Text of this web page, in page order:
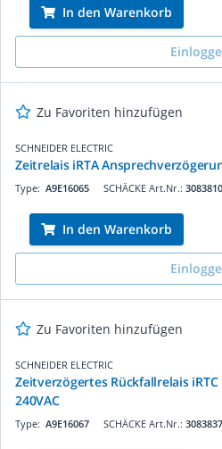
In den Warenkorb
Zu Favoriten hinzufügen
SCHNEIDER ELECTRIC
Zeitrelais iRTA
SCHÄCKE Art.Nr.: 3083810
Type: A9E16065
In den Warenkorb
Zu Favoriten hinzufügen
SCHNEIDER ELECTRIC
Zeitverzögertes Rückfallrelais iRTC
240VAC
SCHÄCKE Art.Nr.: 3083837
Type: A9E16067